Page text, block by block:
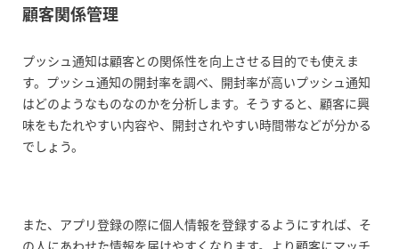
顧客関係管理
プッシュ通知は顧客との関係性を向上させる目的でも使えま
す。プッシュ通知の開封率を調べ、開封率が高いプッシュ通知
はどのようなものなのかを分析します。そうすると、顧客に興
味をもたれやすい内容や、開封されやすい時間帯などが分かる
でしょう。
また、アプリ登録の際に個人情報を登録するようにすれば、そ
の人にあわせた情報を届けやすくなります。より顧客にマッチ